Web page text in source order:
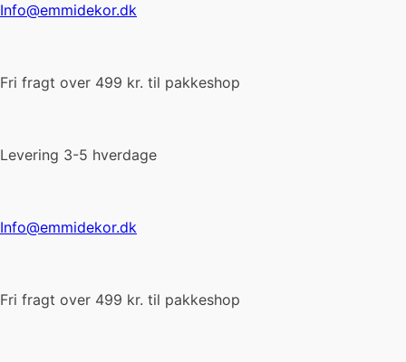
Info@emmidekor.dk
Fri fragt over 499 kr. til pakkeshop
Levering 3-5 hverdage
Info@emmidekor.dk
Fri fragt over 499 kr. til pakkeshop